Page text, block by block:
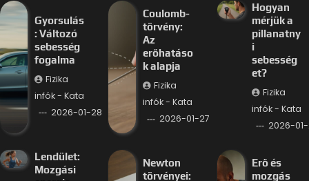
Gyorsulás
: Változó
sebesség
fogalma
Fizika
infók - Kata
2026-01-28
Coulomb-
törvény:
Az
erőhatáso
k alapja
Fizika
infók - Kata
2026-01-27
Hogyan
mérjük a
pillanatny
i
sebesség
et?
Fizika
infók - Kata
2026-
Lendület:
Mozgási
Newton
törvényei:
Erő és
mozgás